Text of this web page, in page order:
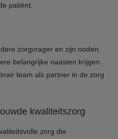
patiënt.
zorgvrager en zijn noden.
belangrijke naasten krijgen
team als partner in de zorg
kwaliteitszorg
zorg die